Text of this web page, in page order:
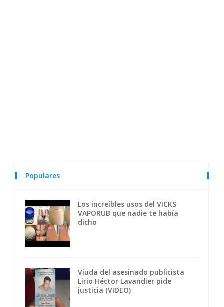
Populares
Los increíbles usos del VICKS
VAPORUB que nadie te había
dicho
Viuda del asesinado publicista
Lirio Héctor Lavandier pide
justicia (VIDEO)